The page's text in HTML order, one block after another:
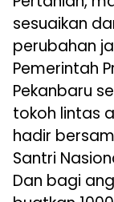
sesuaikan
perubahan
Pemerintah
Pekanbaru
tokoh lintas
hadir
Santri
Dan bagi